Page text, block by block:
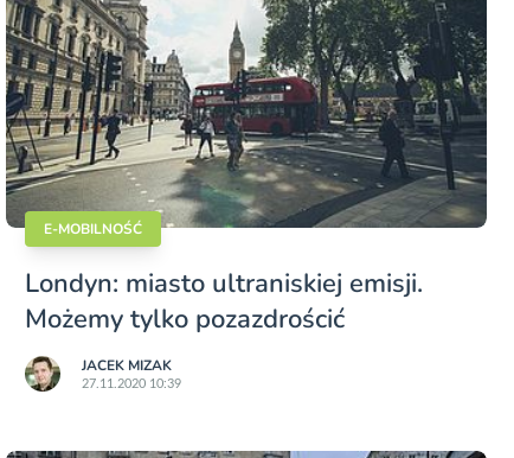
E-MOBILNOŚĆ
Londyn: miasto ultraniskiej emisji.
Możemy tylko pozazdrościć
JACEK MIZAK
27.11.2020 10:39